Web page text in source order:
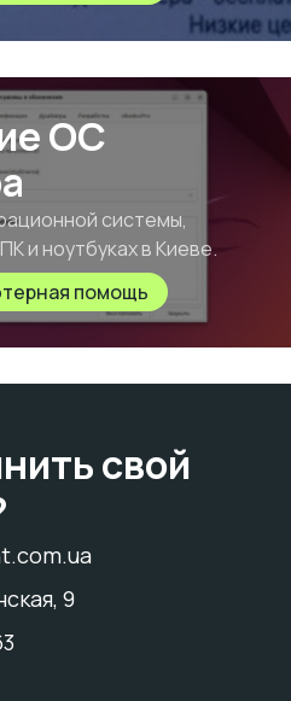
ОС
системы,
и ноутбуках в Киеве.
помощь
свой
9